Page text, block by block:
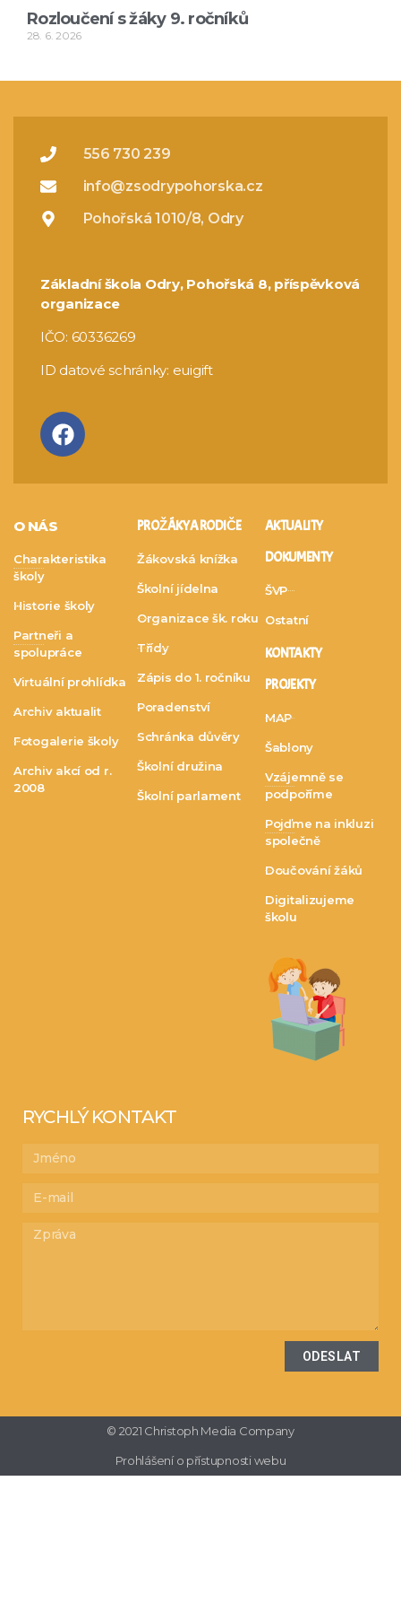
Rozloučení s žáky 9. ročníků
28. 6. 2026
556 730 239
info@zsodrypohorska.cz
Pohořská 1010/8, Odry
Základní škola Odry, Pohořská 8, příspěvková
organizace
IČO: 60336269
ID datové schránky: euigift
O NÁS
Charakteristika
školy
Historie školy
Partneři a
spolupráce
Virtuální prohlídka
Archiv aktualit
Fotogalerie školy
Archiv akcí od r.
2008
PRO ŽÁKY A RODIČE
Žákovská knížka
Školní jídelna
Organizace šk. roku
Třídy
Zápis do 1. ročníku
Poradenství
Schránka důvěry
Školní družina
Školní parlament
AKTUALITY
DOKUMENTY
ŠVP
Ostatní
KONTAKTY
PROJEKTY
MAP
Šablony
Vzájemně se
podpoříme
Pojďme na inkluzi
společně
Doučování žáků
Digitalizujeme
školu
RYCHLÝ KONTAKT
ODESLAT
© 2021 Christoph Media Company
Prohlášení o přístupnosti webu